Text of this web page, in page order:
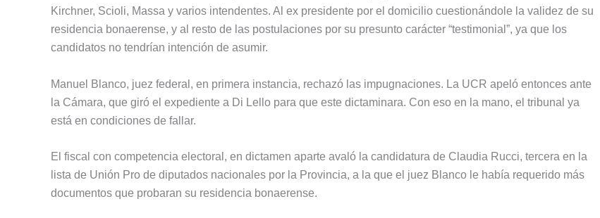
Kirchner, Scioli, Massa y varios intendentes. Al ex presidente por el domicilio cuestionándole la validez de su
residencia bonaerense, y al resto de las postulaciones por su presunto carácter “testimonial”, ya que los
candidatos no tendrían intención de asumir.
Manuel Blanco, juez federal, en primera instancia, rechazó las impugnaciones. La UCR apeló entonces ante
la Cámara, que giró el expediente a Di Lello para que este dictaminara. Con eso en la mano, el tribunal ya
está en condiciones de fallar.
El fiscal con competencia electoral, en dictamen aparte avaló la candidatura de Claudia Rucci, tercera en la
lista de Unión Pro de diputados nacionales por la Provincia, a la que el juez Blanco le había requerido más
documentos que probaran su residencia bonaerense.